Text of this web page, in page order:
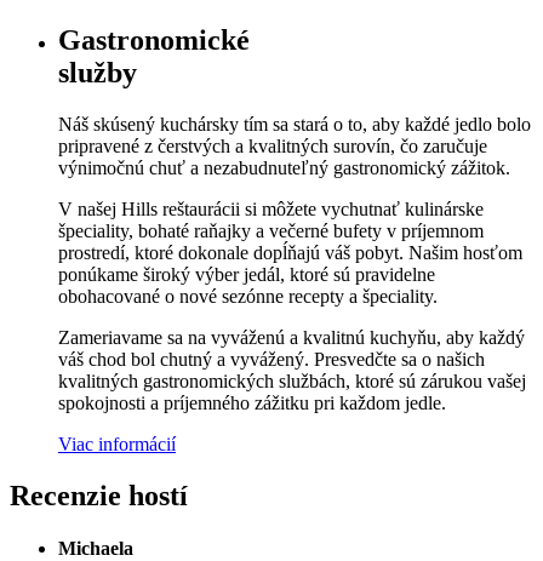
Gastronomické
služby
Náš skúsený kuchársky tím sa stará o to, aby každé jedlo bolo
pripravené z čerstvých a kvalitných surovín, čo zaručuje
výnimočnú chuť a nezabudnuteľný gastronomický zážitok.
V našej Hills reštaurácii si môžete vychutnať kulinárske
špeciality, bohaté raňajky a večerné bufety v príjemnom
prostredí, ktoré dokonale dopĺňajú váš pobyt. Našim hosťom
ponúkame široký výber jedál, ktoré sú pravidelne
obohacované o nové sezónne recepty a špeciality.
Zameriavame sa na vyváženú a kvalitnú kuchyňu, aby každý
váš chod bol chutný a vyvážený. Presvedčte sa o našich
kvalitných gastronomických službách, ktoré sú zárukou vašej
spokojnosti a príjemného zážitku pri každom jedle.
Viac informácií
Recenzie hostí
Michaela